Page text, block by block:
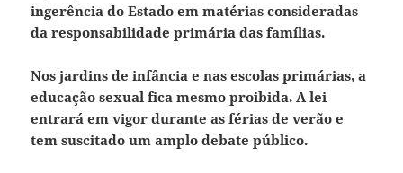
ingerência do Estado em matérias consideradas
da responsabilidade primária das famílias.
Nos jardins de infância e nas escolas primárias, a
educação sexual fica mesmo proibida. A lei
entrará em vigor durante as férias de verão e
tem suscitado um amplo debate público.